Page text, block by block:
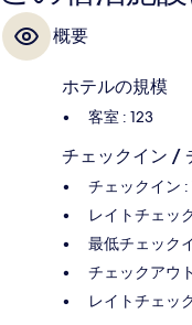
概要
ホテルの規模
客室 : 123
チェックイン /
チェックイン
レイトチェッ
最低チェック
チェックアウ
レイトチェッ